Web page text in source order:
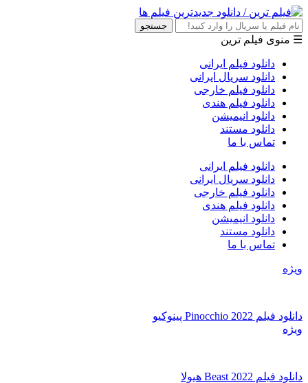
جستجو
☰ منوی فیلم ترین
دانلود فیلم ایرانی
دانلود سریال ایرانی
دانلود فیلم خارجی
دانلود فیلم هندی
دانلود انیمیشن
دانلود مستند
تماس با ما
دانلود فیلم ایرانی
دانلود سریال ایرانی
دانلود فیلم خارجی
دانلود فیلم هندی
دانلود انیمیشن
دانلود مستند
تماس با ما
ویژه
دانلود فیلم Pinocchio 2022 پینوکیو
ویژه
دانلود فیلم Beast 2022 هیولا